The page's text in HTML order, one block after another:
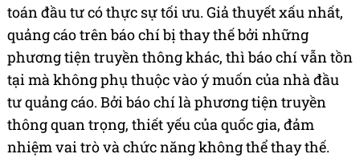
toán đầu tư có thực sự tối ưu. Giả thuyết xấu nhất,
quảng cáo trên báo chí bị thay thế bởi những
phương tiện truyền thông khác, thì báo chí vẫn tồn
tại mà không phụ thuộc vào ý muốn của nhà đầu
tư quảng cáo. Bởi báo chí là phương tiện truyền
thông quan trọng, thiết yếu của quốc gia, đảm
nhiệm vai trò và chức năng không thể thay thế.